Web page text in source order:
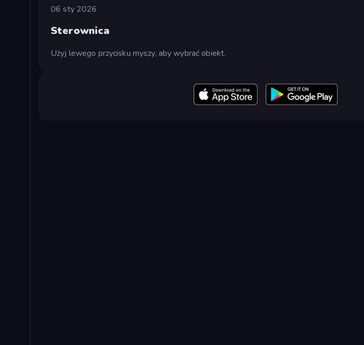
06 sty 2026
Sterownica
Użyj lewego przycisku myszy, aby wybrać obiekt.